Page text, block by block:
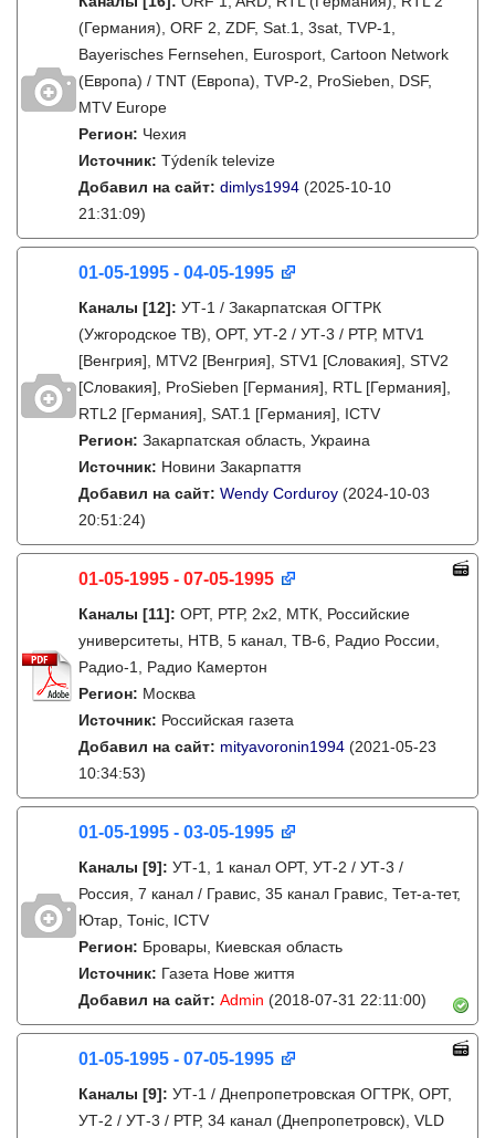
(Германия), ORF 2, ZDF, Sat.1, 3sat, TVP-1,
Bayerisches Fernsehen, Eurosport, Cartoon Network
(Европа) / TNT (Европа), TVP-2, ProSieben, DSF,
MTV Europe
Регион: Чехия
Источник: Týdeník televize
Добавил на сайт: dimlys1994 (2025-10-10
21:31:09)
01-05-1995 - 04-05-1995
Каналы [12]: УТ-1 / Закарпатская ОГТРК
(Ужгородское ТВ), ОРТ, УТ-2 / УТ-3 / РТР, MTV1
[Венгрия], MTV2 [Венгрия], STV1 [Словакия], STV2
[Словакия], ProSieben [Германия], RTL [Германия],
RTL2 [Германия], SAT.1 [Германия], ICTV
Регион: Закарпатская область, Украина
Источник: Новини Закарпаття
Добавил на сайт: Wendy Corduroy (2024-10-03
20:51:24)
01-05-1995 - 07-05-1995
Каналы [11]: ОРТ, РТР, 2х2, МТК, Российские
университеты, НТВ, 5 канал, ТВ-6, Радио России,
Радио-1, Радио Камертон
Регион: Москва
Источник: Российская газета
Добавил на сайт: mityavoronin1994 (2021-05-23
10:34:53)
01-05-1995 - 03-05-1995
Каналы [9]: УТ-1, 1 канал ОРТ, УТ-2 / УТ-3 /
Россия, 7 канал / Гравис, 35 канал Гравис, Тет-а-тет,
Ютар, Тонiс, ICTV
Регион: Бровары, Киевская область
Источник: Газета Нове життя
Добавил на сайт: Admin (2018-07-31 22:11:00)
01-05-1995 - 07-05-1995
Каналы [9]: УТ-1 / Днепропетровская ОГТРК, ОРТ,
УТ-2 / УТ-3 / РТР, 34 канал (Днепропетровск), VLD